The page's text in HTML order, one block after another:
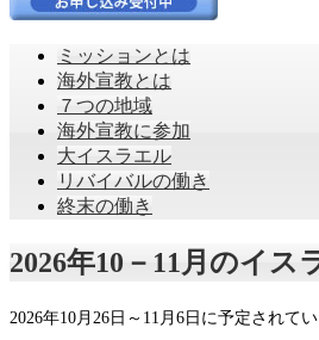
ミッションとは
海外宣教とは
７つの地域
海外宣教に参加
大イスラエル
リバイバルの働き
終末の働き
2026年10－11月のイ
2026年10月26日～11月6日に予定されて